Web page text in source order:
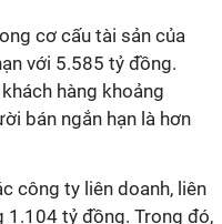
cơ cấu tài sản của
với 5.585 tỷ đồng.
hàng khoảng
bán ngắn hạn là hơn
công ty liên doanh, liên
1.104 tỷ đồng. Trong đó,